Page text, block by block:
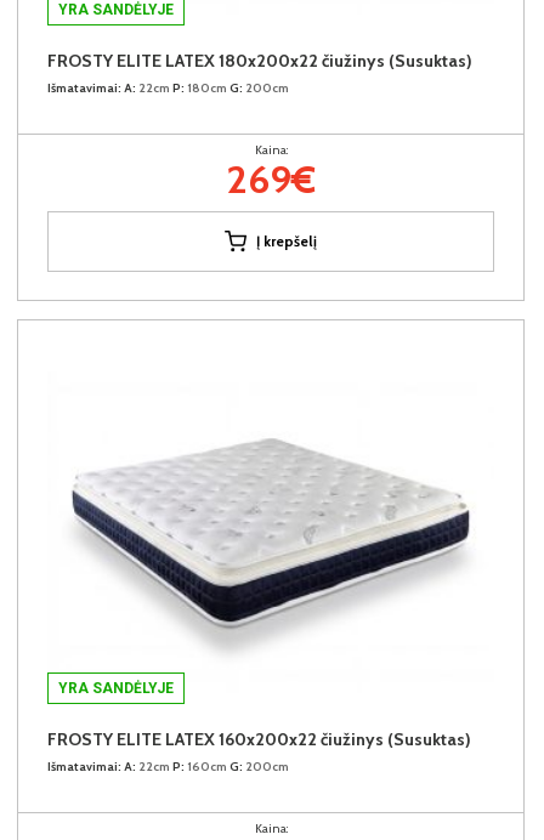
YRA SANDĖLYJE
FROSTY ELITE LATEX 180x200x22 čiužinys (Susuktas)
Išmatavimai: A: 22cm P: 180cm G: 200cm
Kaina:
269€
Į krepšelį
YRA SANDĖLYJE
FROSTY ELITE LATEX 160x200x22 čiužinys (Susuktas)
Išmatavimai: A: 22cm P: 160cm G: 200cm
Kaina: